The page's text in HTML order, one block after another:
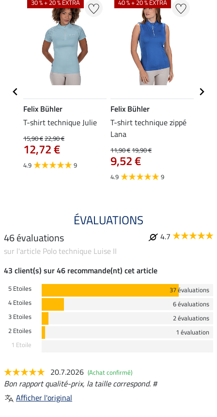
30 % + 20 % EXTRA
Felix Bühler
T-shirt technique Julie
15,90 €22,90 €
12,72 €
4.9 9
40 % + 20 % EXTRA
Felix Bühler
T-shirt technique zippé
Lana
11,90 €19,90 €
9,52 €
4.9 9
ÉVALUATIONS
46 évaluations
4.7
sur l'article Polo technique Luise II
43 client(s) sur 46 recommande(nt) cet article
5 Etoiles
37 évaluations
4 Etoiles
6 évaluations
3 Etoiles
2 évaluations
2 Etoiles
1 évaluation
1 Etoile
20.7.2026 (Achat confirmé)
Bon rapport qualité-prix, la taille correspond. #
Afficher l'original